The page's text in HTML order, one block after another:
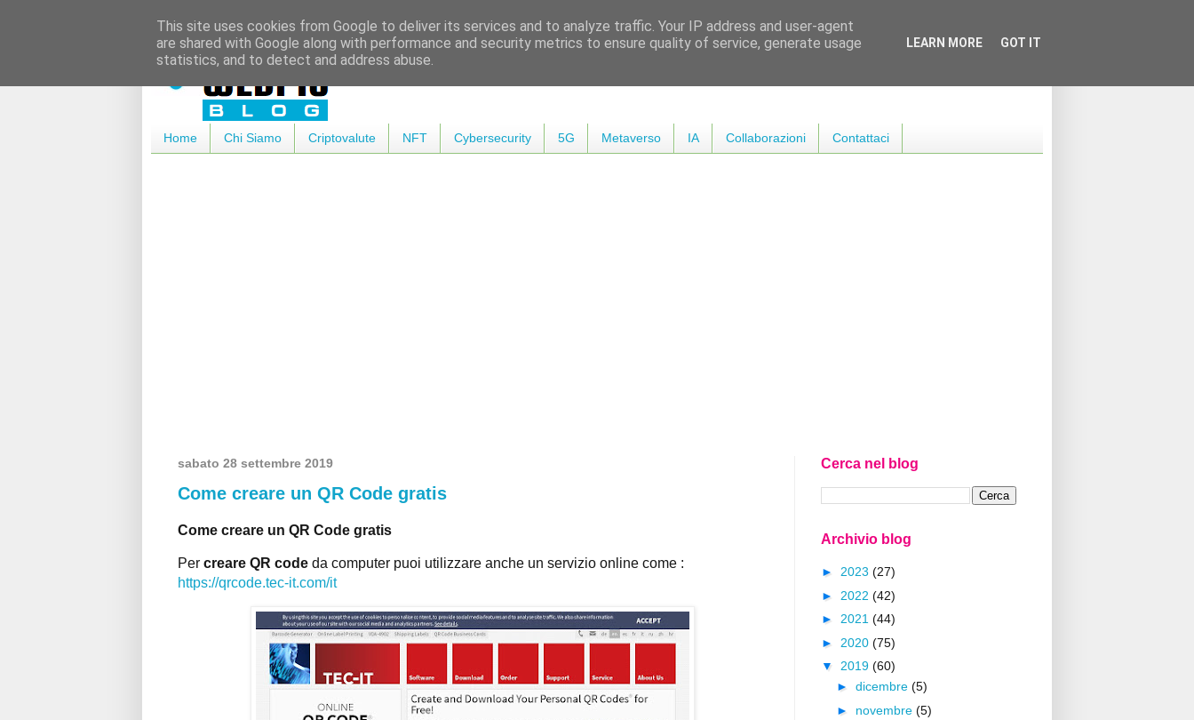
Home Chi Siamo Criptovalute NFT Cybersecurity 5G Metaverso IA Collaborazioni Contattaci
sabato 28 settembre 2019
Come creare un QR Code gratis
Come creare un QR Code gratis
Per creare QR code da computer puoi utilizzare anche un servizio online come :
https://qrcode.tec-it.com/it
Cerca nel blog
Archivio blog
► 2023 (27)
► 2022 (42)
► 2021 (44)
► 2020 (75)
▼ 2019 (60)
► dicembre (5)
► novembre (5)
This site uses cookies from Google to deliver its services and to analyze traffic. Your IP address and user-agent
are shared with Google along with performance and security metrics to ensure quality of service, generate usage
statistics, and to detect and address abuse.
LEARN MORE GOT IT